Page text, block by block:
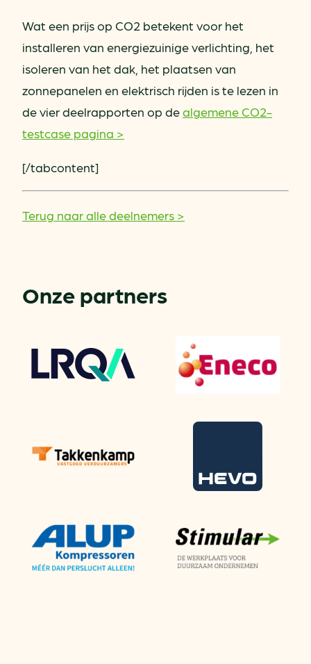
Wat een prijs op CO2 betekent voor het
installeren van energiezuinige verlichting, het
isoleren van het dak, het plaatsen van
zonnepanelen en elektrisch rijden is te lezen in
de vier deelrapporten op dealgemene CO2-
testcase pagina >
[/tabcontent]
Terug naar alle deelnemers >
Onze partners